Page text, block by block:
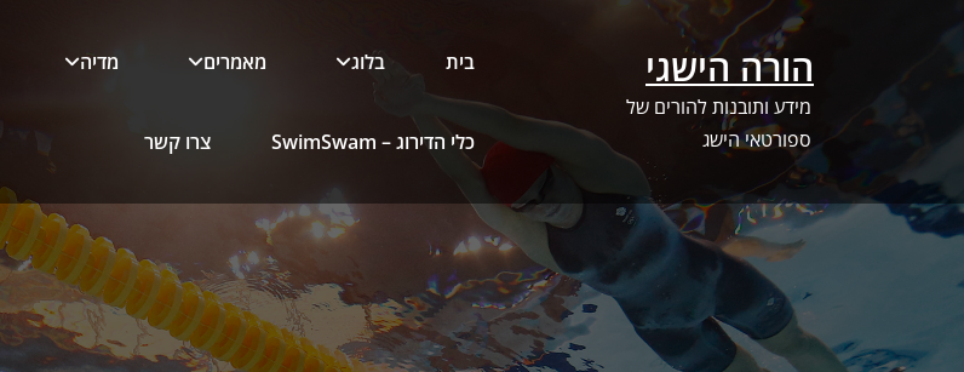
הורה הישגי
מידע ותובנות להורים של
ספורטאי הישג
בית בלוג מאמרים מדיה
כלי הדירוג – SwimSwam צרו קשר